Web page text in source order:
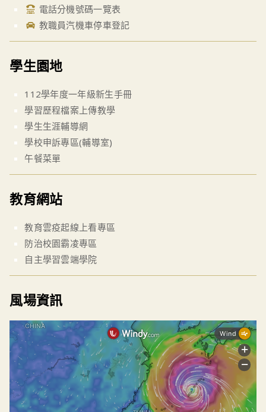
電話分機號碼一覽表
教職員汽機車停車登記
學生園地
112學年度一年級新生手冊
學習歷程檔案上傳教學
學生生涯輔導網
學校申訴專區(輔導室)
午餐菜單
教育網站
教育雲疫起線上看專區
防治校園霸凌專區
自主學習雲端學院
風場資訊